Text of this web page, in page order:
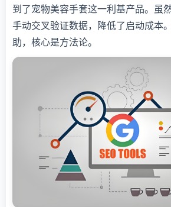
到了宠物美容手套这一利基产品。虽
手动交叉验证数据，降低了启动成本
助，核心是方法论。